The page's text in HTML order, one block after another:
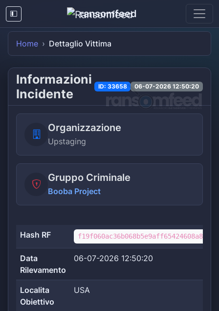
ransomfeed
Home Dettaglio Vittima
Informazioni
Incidente
ID: 33658 06-07-2026 12:50:20
Organizzazione
Upstaging
Gruppo Criminale
Booba Project
Hash RF
Data
Rilevamento
06-07-2026 12:50:20
Localita
Obiettivo
USA